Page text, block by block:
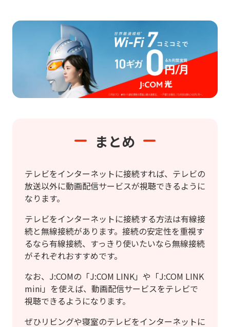
まとめ
テレビをインターネットに接続すれば、テレビの
放送以外に動画配信サービスが視聴できるように
なります。
テレビをインターネットに接続する方法は有線接
続と無線接続があります。接続の安定性を重視す
るなら有線接続、すっきり使いたいなら無線接続
がそれぞれおすすめです。
なお、J:COMの「J:COM LINK」や「J:COM LINK
mini」を使えば、動画配信サービスをテレビで
視聴できるようになります。
ぜひリビングや寝室のテレビをインターネットに